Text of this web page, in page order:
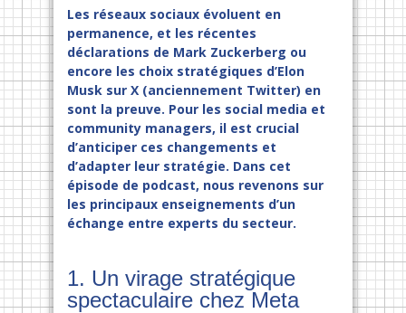
Les réseaux sociaux évoluent en
permanence, et les récentes
déclarations de Mark Zuckerberg ou
encore les choix stratégiques d’Elon
Musk sur X (anciennement Twitter) en
sont la preuve. Pour les social media et
community managers, il est crucial
d’anticiper ces changements et
d’adapter leur stratégie. Dans cet
épisode de podcast, nous revenons sur
les principaux enseignements d’un
échange entre experts du secteur.
1. Un virage stratégique
spectaculaire chez Meta